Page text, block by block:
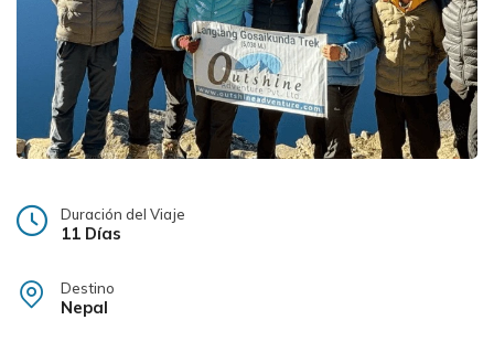
Duración del Viaje
11 Días
Destino
Nepal